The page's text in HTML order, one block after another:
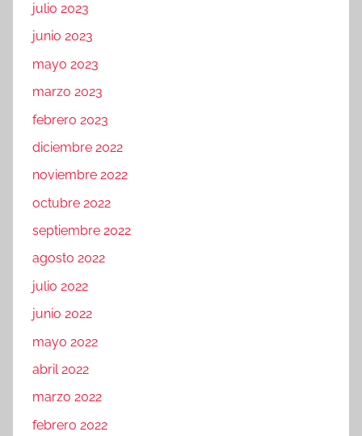
julio 2023
junio 2023
mayo 2023
marzo 2023
febrero 2023
diciembre 2022
noviembre 2022
octubre 2022
septiembre 2022
agosto 2022
julio 2022
junio 2022
mayo 2022
abril 2022
marzo 2022
febrero 2022